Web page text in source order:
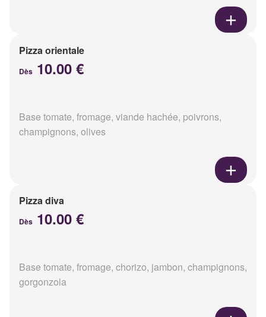
Pizza orientale
Dès 10.00 €
Base tomate, fromage, viande hachée, poivrons,
champignons, olives
Pizza diva
Dès 10.00 €
Base tomate, fromage, chorizo, jambon, champignons,
gorgonzola